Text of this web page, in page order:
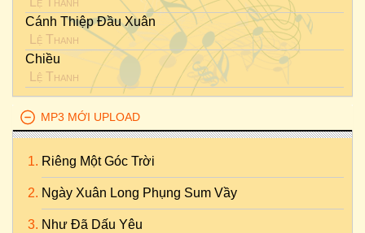
Cánh Thiệp Đầu Xuân
Lệ Thanh
Chiều
Lệ Thanh
MP3 MỚI UPLOAD
Riêng Một Góc Trời
Ngày Xuân Long Phụng Sum Vầy
Như Đã Dấu Yêu